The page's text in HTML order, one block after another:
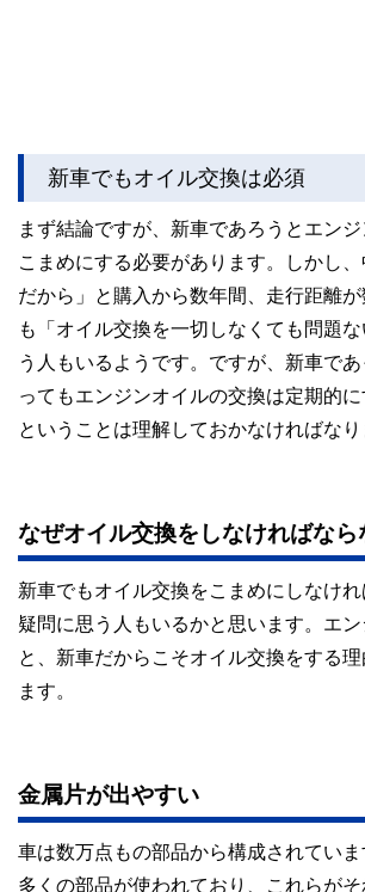
新車でもオイル交換は必須
まず結論ですが、新車であろうとエン
こまめにする必要があります。しかし、
だから」と購入から数年間、走行距離
も「オイル交換を一切しなくても問題
う人もいるようです。ですが、新車で
ってもエンジンオイルの交換は定期的に
ということは理解しておかなければなり
なぜオイル交換をしなければなら
新車でもオイル交換をこまめにしなけ
疑問に思う人もいるかと思います。エ
と、新車だからこそオイル交換をする
ます。
金属片が出やすい
車は数万点もの部品から構成されてい
多くの部品が使われており、これらが